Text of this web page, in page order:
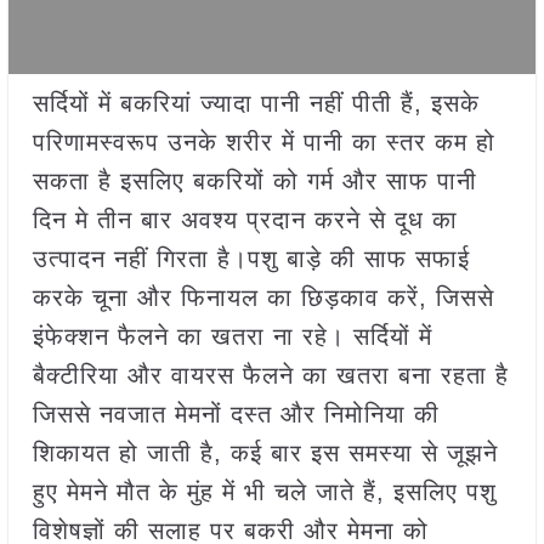
सर्दियों में बकरियां ज्यादा पानी नहीं पीती हैं, इसके
परिणामस्वरूप उनके शरीर में पानी का स्तर कम हो
सकता है इसलिए बकरियों को गर्म और साफ पानी
दिन मे तीन बार अवश्य प्रदान करने से दूध का
उत्पादन नहीं गिरता है।पशु बाड़े की साफ सफाई
करके चूना और फिनायल का छिड़काव करें, जिससे
इंफेक्शन फैलने का खतरा ना रहे। सर्दियों में
बैक्टीरिया और वायरस फैलने का खतरा बना रहता है
जिससे नवजात मेमनों दस्त और निमोनिया की
शिकायत हो जाती है, कई बार इस समस्या से जूझने
हुए मेमने मौत के मुंह में भी चले जाते हैं, इसलिए पशु
विशेषज्ञों की सलाह पर बकरी और मेमना को